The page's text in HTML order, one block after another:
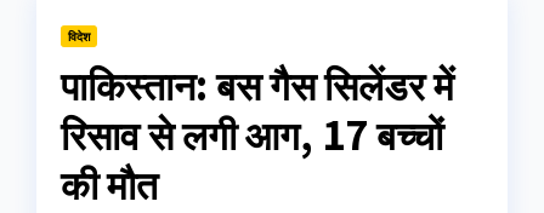
विदेश
पाकिस्तान: बस गैस सिलेंडर में
रिसाव से लगी आग, 17 बच्चों
की मौत